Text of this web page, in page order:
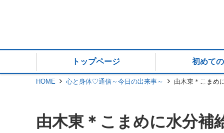
トップページ 初めて
HOME 心と身体♡通信～今日の出来事～ 由木東＊こまめ
由木東＊こまめに水分補